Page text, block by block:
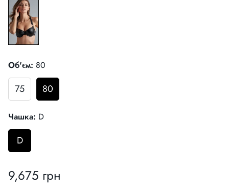
Об'єм: 80
75 80
Чашка: D
D
Звичайна
9,675 грн